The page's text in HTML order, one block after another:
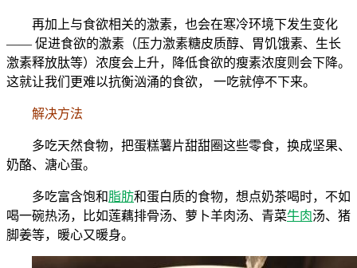
再加上与食欲相关的激素，也会在寒冷环境下发生变化
—— 促进食欲的激素（压力激素糖皮质醇、胃饥饿素、生长
激素释放肽等）浓度会上升，降低食欲的瘦素浓度则会下降。
这就让我们更难以抗衡汹涌的食欲， 一吃就停不下来。
解决方法
多吃天然食物，把蛋糕薯片甜甜圈这些零食，换成坚果、
奶酪、溏心蛋。
多吃富含饱和脂肪和蛋白质的食物，想点奶茶喝时，不如
喝一碗热汤，比如莲藕排骨汤、萝卜羊肉汤、青菜牛肉汤、猪
脚姜等，暖心又暖身。